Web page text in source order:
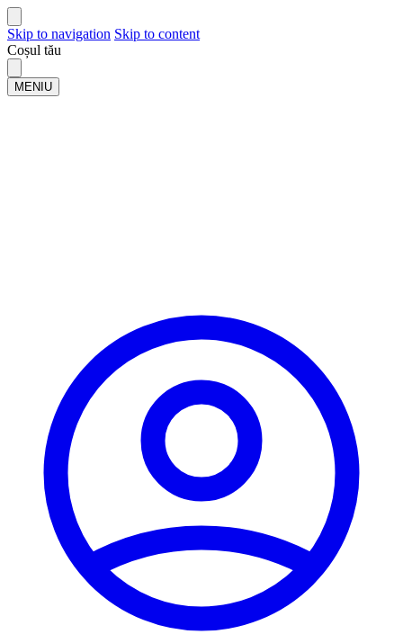
Skip to navigation Skip to content
Coșul tău
MENIU